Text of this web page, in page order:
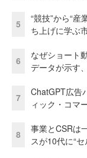
5
“競技”から“
ち上げに学ぶ
6
なぜショート
データが示す
7
ChatGPT広告
ィック・コマ
8
事業とCSRは
スが10代に“